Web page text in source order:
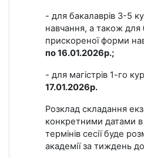
- для бакалаврів 3-5
навчання, а також для
прискореної форми
по 16.01.2026р.;
- для магістрів 1-го
17.01.2026р.
Розклад складання
конкретними датами
термінів сесії буде
академії за тиждень до